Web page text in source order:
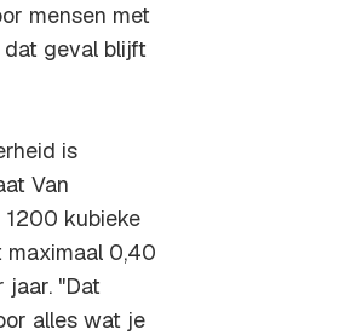
mensen met
dat geval blijft
is
Van
1200 kubieke
maximaal 0,40
jaar. "Dat
alles wat je